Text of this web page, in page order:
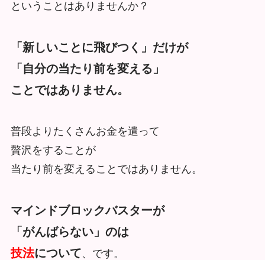
ということはありませんか？
「新しいことに飛びつく」だけが
「自分の当たり前を変える」
ことではありません。
普段よりたくさんお金を遣って
贅沢をすることが
当たり前を変えることではありません。
マインドブロックバスターが
「がんばらない」のは
技法について、です。